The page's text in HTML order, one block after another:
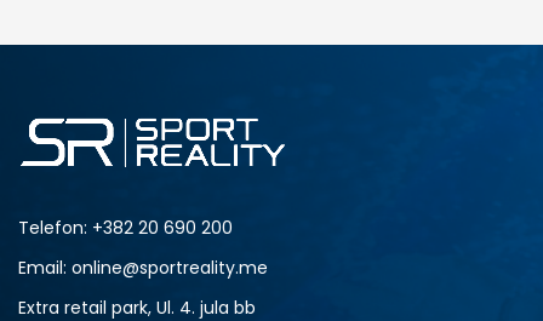
Telefon: +382 20 690 200
Email: online@sportreality.me
Extra retail park, Ul. 4. jula bb